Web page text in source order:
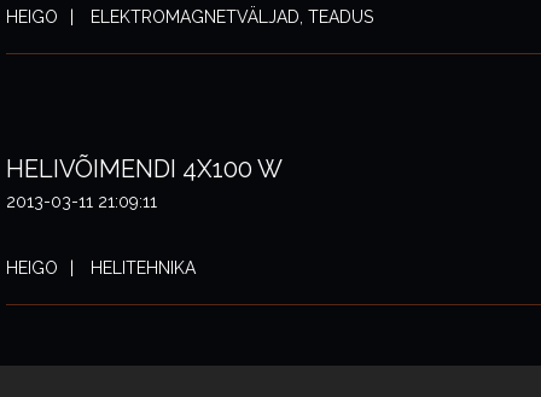
HEIGO ELEKTROMAGNETVÄLJAD, TEADUS
HELIVÕIMENDI 4X100 W
2013-03-11 21:09:11
HEIGO HELITEHNIKA